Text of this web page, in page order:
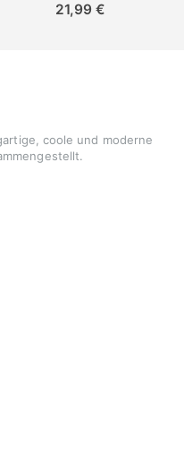
21,99 €
coole und moderne